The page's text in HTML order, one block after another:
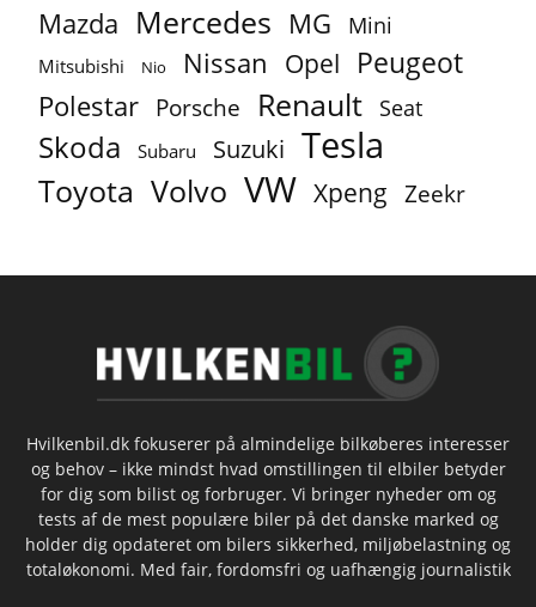
Mazda Mercedes MG Mini
Mitsubishi Nio Nissan Opel Peugeot
Polestar Porsche Renault Seat
Skoda Subaru Suzuki Tesla
Toyota Volvo VW Xpeng Zeekr
Hvilkenbil.dk fokuserer på almindelige bilkøberes interesser
og behov – ikke mindst hvad omstillingen til elbiler betyder
for dig som bilist og forbruger. Vi bringer nyheder om og
tests af de mest populære biler på det danske marked og
holder dig opdateret om bilers sikkerhed, miljøbelastning og
totaløkonomi. Med fair, fordomsfri og uafhængig journalistik